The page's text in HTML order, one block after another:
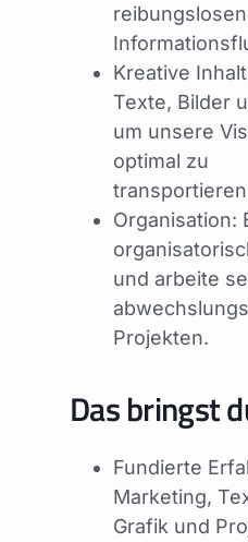
reibungslosen
Kreative
Texte, Bilder
um unsere
optimal zu
Organisation:
und arbeite
Projekten.
Das bringst
Fundierte
Marketing,
Grafik und